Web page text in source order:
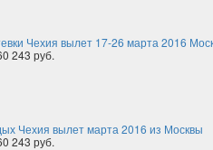
Чехия вылет 17-26 марта 2016
243 руб.
Чехия вылет марта 2016 из Москвы
243 руб.